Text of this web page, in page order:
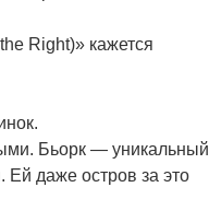
Right)» кажется
Бьорк — уникальный
Ей даже остров за это